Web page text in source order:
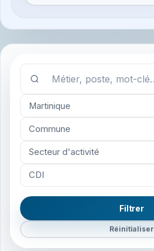
Martinique
Commune
Secteur d'activité
CDI
Filtrer
Réinitialiser